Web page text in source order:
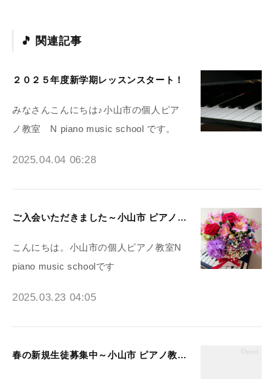
関連記事
２０２５年度新学期レッスンスタート！
みなさんこんにちは♪小山市の個人ピア
ノ教室 N piano music school です。
2025.04.04 06:28
ご入会いただきました～小山市 ピアノ教室N piano music school
こんにちは。小山市の個人ピアノ教室N
piano music schoolです
2025.03.23 04:05
春の新規生徒募集中～小山市 ピアノ教室N piano music school